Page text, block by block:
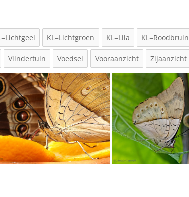
KL=Lichtgroen KL=Lila KL=Roodbruin
Vlindertuin Voedsel Vooraanzicht Zijaanzicht